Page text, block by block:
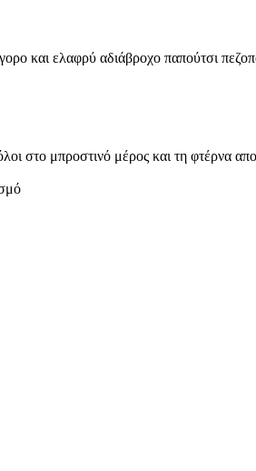
παπούτσι πεζοπορίας,
στο μπροστινό μέρος και τη φτέρνα